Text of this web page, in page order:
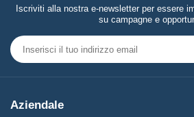
Iscriviti alla nostra e-newsletter per essere
su campagne e
Aziendale